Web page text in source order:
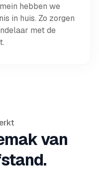
hebben we
in huis. Zo zorgen
met de
van